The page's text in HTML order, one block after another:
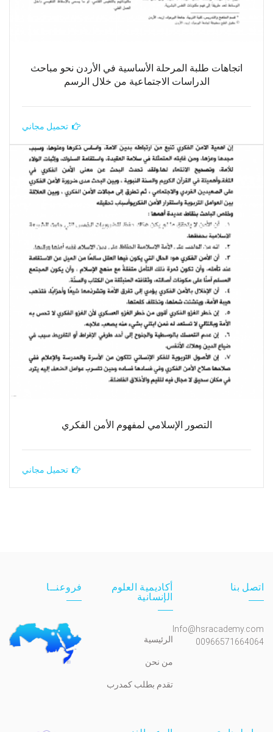
اتجاهات طلبة المرحلة الأساسية في الأردن نحو مباحث
الدراسات الاجتماعية من خلال الرسم
تحميل مجاني
التصور الإسلامي لمفهوم الأمن الفكري
تحميل مجاني
اتصل بنا
Info@hsracademy.com
00966571664064
أكاديمية العلوم
الإنسانية
الرئيسية
من نحن
تقدم بطلب كمدرب
فروعنــا